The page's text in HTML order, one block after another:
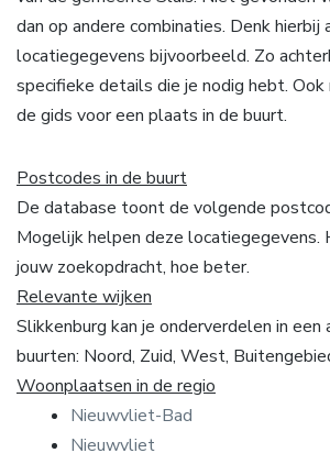
dan op andere combinaties. Denk hierbij
locatiegegevens bijvoorbeeld. Zo
specifieke details die je nodig hebt. Ook
de gids voor een plaats in de buurt.
Postcodes in de buurt
De database toont de volgende
Mogelijk helpen deze locatiegegevens.
jouw zoekopdracht, hoe beter.
Relevante wijken
Slikkenburg kan je onderverdelen in een
buurten: Noord, Zuid, West,
Woonplaatsen in de regio
Nieuwvliet-Bad
Nieuwvliet